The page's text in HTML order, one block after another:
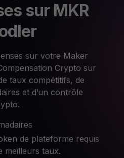
sur MKR
sur votre Maker
Crypto sur
taux compétitifs, de
et d’un contrôle
de plateforme requis
meilleurs taux.